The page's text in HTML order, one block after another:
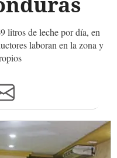
litros de leche por día, en
laboran en la zona y